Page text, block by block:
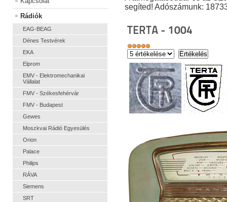
Rádiók
EAG-BEAG
Dénes Testvérek
EKA
Elprom
EMV - Elektromechanikai
Vállalat
FMV - Székesfehérvár
FMV - Budapest
Gewes
Moszkvai Rádió Egyesülés
Orion
Palace
Philips
RÁVA
Siemens
SRT
segíted! Adószámunk:
TERTA - 1004